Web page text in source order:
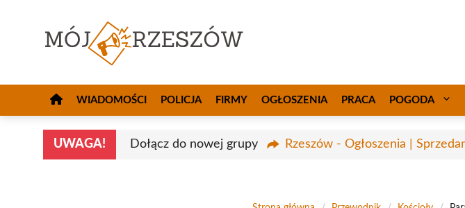
WIADOMOŚCI POLICJA FIRMY OGŁOSZENIA PRACA POGODA
UWAGA! Dołącz do nowej grupy Rzeszów - Ogłoszenia |